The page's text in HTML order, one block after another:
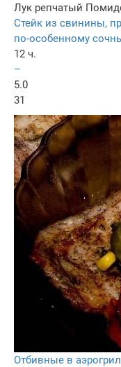
Лук репчатый
Стейк из свинины,
по-особенному
12 ч.
–
5.0
31
Отбивные в